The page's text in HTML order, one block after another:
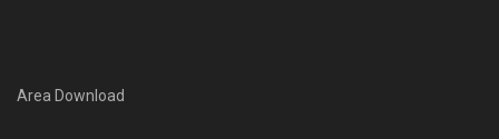
Area Download